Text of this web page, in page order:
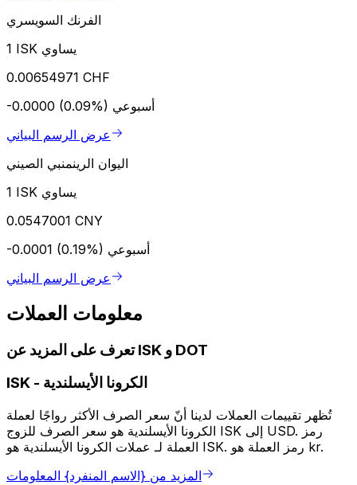
الفرنك السويسري
1 ISK يساوي
0.00654971 CHF
-0.0000 (0.09%) أسبوعي
عرض الرسم البياني
اليوان الرينمنبي الصيني
1 ISK يساوي
0.0547001 CNY
-0.0001 (0.19%) أسبوعي
عرض الرسم البياني
معلومات العملات
تعرف على المزيد عن ISK و DOT
ISK - الكرونا الأيسلندية
تُظهر تقييمات العملات لدينا أنّ سعر الصرف الأكثر رواجًا لعملة
الكرونا الأيسلندية هو سعر الصرف للزوج ISK إلى USD. رمز
العملة لـ عملات الكرونا الأيسلندية هو ISK. رمز العملة هو kr.
المزيد من {الاسم المنفرد} المعلومات